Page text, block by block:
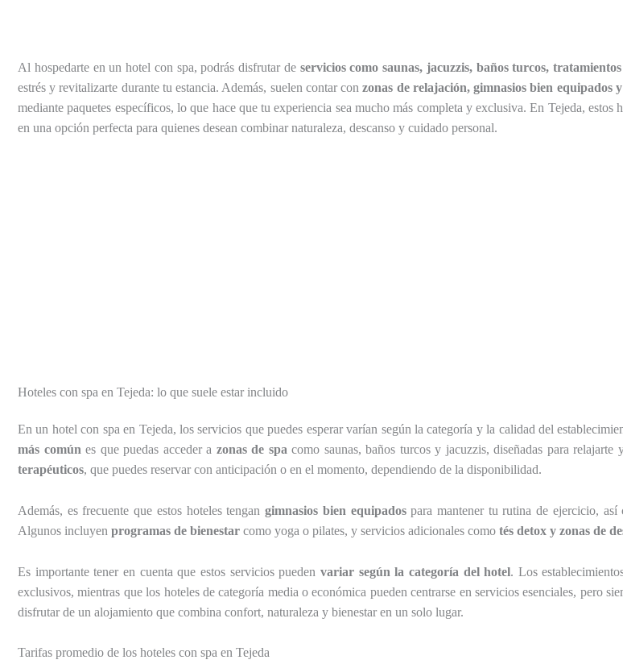
Al hospedarte en un hotel con spa, podrás disfrutar de servicios como saunas, jacuzzis, baños turcos,
estrés y revitalizarte durante tu estancia. Además, suelen contar conzonas de relajación, gimnasios bien equipados
mediante paquetes específicos, lo que hace que tu experiencia sea mucho más completa y exclusiva. En Tejeda,
en una opción perfecta para quienes desean combinar naturaleza, descanso y cuidado personal.
Hoteles con spa en Tejeda: lo que suele estar incluido
En un hotel con spa en Tejeda, los servicios que puedes esperar varían según la categoría y la calidad del
más común es que puedas acceder a zonas de spa como saunas, baños turcos y jacuzzis, diseñadas para
terapéuticos, que puedes reservar con anticipación o en el momento, dependiendo de la disponibilidad.
Además, es frecuente que estos hoteles tengangimnasios bien equipadospara mantener tu rutina de ejercicio,
Algunos incluyen programas de bienestar como yoga o pilates, y servicios adicionales como tés detox y zonas de
Es importante tener en cuenta que estos servicios pueden variar según la categoría del hotel. Los
exclusivos, mientras que los hoteles de categoría media o económica pueden centrarse en servicios esenciales, pero
disfrutar de un alojamiento que combina confort, naturaleza y bienestar en un solo lugar.
Tarifas promedio de los hoteles con spa en Tejeda